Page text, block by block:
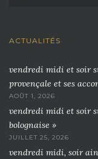
ACTUALITÉS
vendredi midi et soir
provençale et ses
AOÛT 1, 2026
vendredi midi et soir
bolognaise »
JUILLET 25, 2026
vendredi midi, soir